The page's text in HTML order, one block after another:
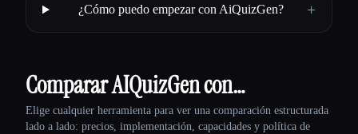
¿Cómo puedo empezar con AiQuizGen? +
Comparar AIQuizGen con…
Elige cualquier herramienta para ver una comparación estructurada
lado a lado: precios, implementación, capacidades y política de